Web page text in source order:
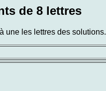
de 8 lettres
une les lettres des solutions.